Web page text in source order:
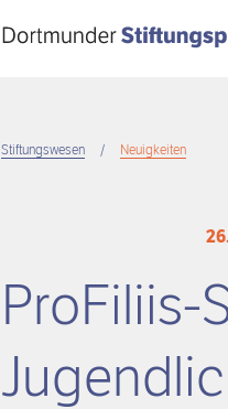
Stiftungswesen Neuigkeiten
ProFiliis-